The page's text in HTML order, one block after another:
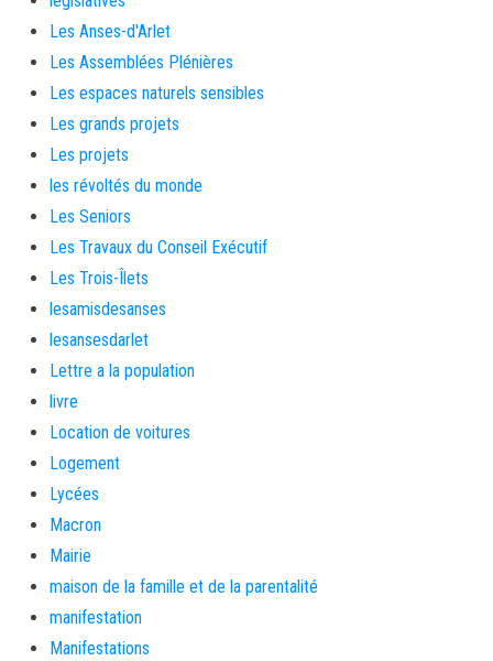
Les Anses-d'Arlet
Les Assemblées Plénières
Les espaces naturels sensibles
Les grands projets
Les projets
les révoltés du monde
Les Seniors
Les Travaux du Conseil Exécutif
Les Trois-Îlets
lesamisdesanses
lesansesdarlet
Lettre a la population
livre
Location de voitures
Logement
Lycées
Macron
Mairie
maison de la famille et de la parentalité
manifestation
Manifestations